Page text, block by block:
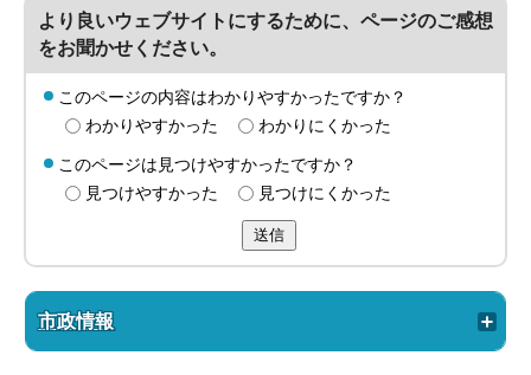
より良いウェブサイトにするために、ページのご感想
をお聞かせください。
このページの内容はわかりやすかったですか？
わかりやすかった
わかりにくかった
このページは見つけやすかったですか？
見つけやすかった
見つけにくかった
送信
市政情報